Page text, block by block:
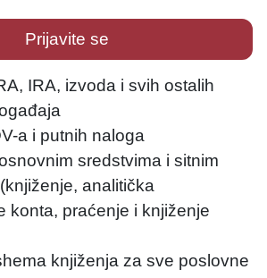
Prijavite se
IRA, izvoda i svih ostalih
a i putnih naloga
sredstvima i sitnim
analitička
konta, praćenje i knjiženje
knjiženja za sve poslovne